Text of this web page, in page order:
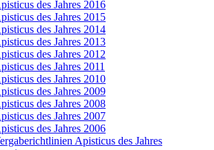
des Jahres 2016
des Jahres 2015
des Jahres 2014
des Jahres 2013
des Jahres 2012
des Jahres 2011
des Jahres 2010
des Jahres 2009
des Jahres 2008
des Jahres 2007
des Jahres 2006
Apisticus des Jahres